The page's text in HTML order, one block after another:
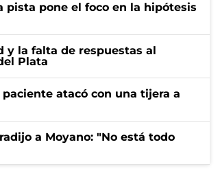
pista pone el foco en la hipótesis
y la falta de respuestas al
Plata
atacó con una tijera a
a Moyano: "No está todo